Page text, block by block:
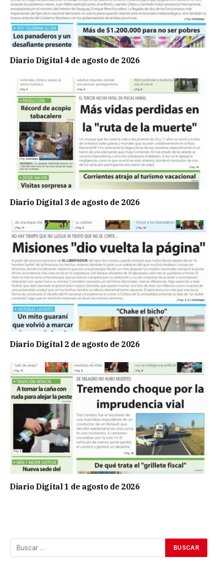
Diario Digital 4 de agosto de 2026
Diario Digital 3 de agosto de 2026
Diario Digital 2 de agosto de 2026
Diario Digital 1 de agosto de 2026